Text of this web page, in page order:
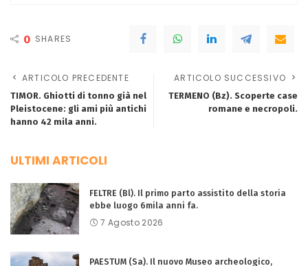
0 SHARES
ARTICOLO PRECEDENTE
TIMOR. Ghiotti di tonno già nel
Pleistocene: gli ami più antichi
hanno 42 mila anni.
ARTICOLO SUCCESSIVO
TERMENO (Bz). Scoperte case
romane e necropoli.
ULTIMI ARTICOLI
FELTRE (Bl). Il primo parto assistito della storia
ebbe luogo 6mila anni fa.
7 Agosto 2026
PAESTUM (Sa). Il nuovo Museo archeologico,